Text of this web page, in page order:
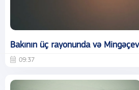
Bakının üç rayonunda və
09:37